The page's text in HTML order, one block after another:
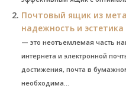
Почтовый ящик из
надежность и
— это неотъемлемая часть
интернета и электронной
достижения, почта в
необходима...